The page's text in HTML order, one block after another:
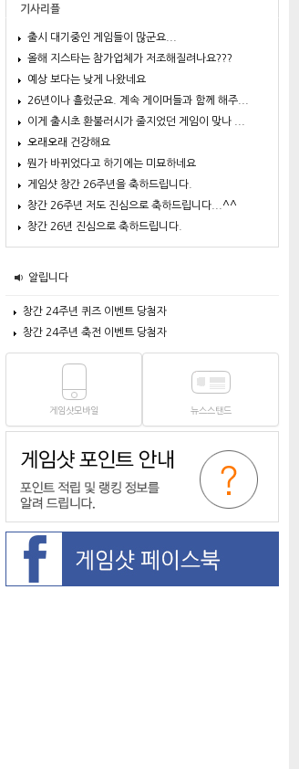
기사리플
출시 대기중인 게임들이 많군요...
올해 지스타는 참가업체가 저조해질려나요???
예상 보다는 낮게 나왔네요
26년이나 흘렀군요. 계속 게이머들과 함께 해주...
이게 출시초 환불러시가 줄지었던 게임이 맞나 ...
오래오래 건강해요
뭔가 바뀌었다고 하기에는 미묘하네요
게임샷 창간 26주년을 축하드립니다.
창간 26주년 저도 진심으로 축하드립니다...^^
창간 26년 진심으로 축하드립니다.
알립니다
창간 24주년 퀴즈 이벤트 당첨자
창간 24주년 축전 이벤트 당첨자
게임샷모바일 뉴스스탠드